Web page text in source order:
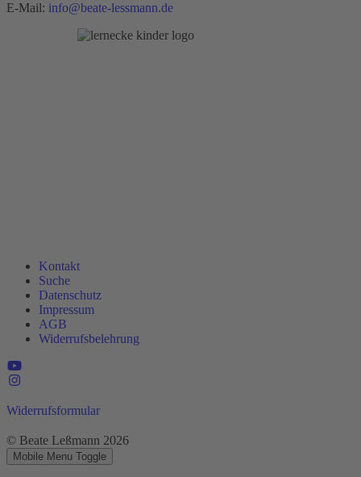
E-Mail: info@beate-lessmann.de
Kontakt
Suche
Datenschutz
Impressum
AGB
Widerrufsbelehrung
Widerrufsformular
© Beate Leßmann 2026
Mobile Menu Toggle